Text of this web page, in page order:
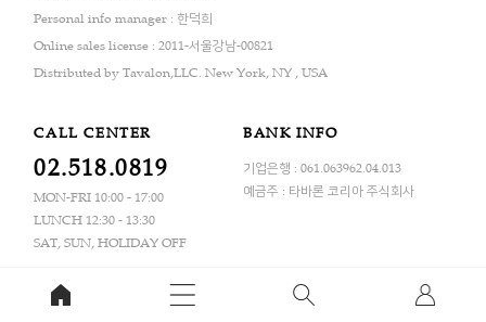
Personal info manager : 한덕희
Online sales license : 2011-서울강남-00821
Distributed by Tavalon,LLC. New York, NY , USA
CALL CENTER
02.518.0819
MON-FRI 10:00 - 17:00
LUNCH 12:30 - 13:30
SAT, SUN, HOLIDAY OFF
BANK INFO
기업은행 : 061.063962.04.013
예금주 : 타바론 코리아 주식회사